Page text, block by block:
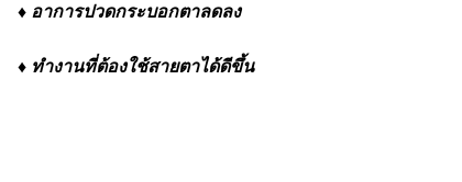
♦ อาการปวดกระบอกตาลดลง
♦ ทำงานที่ต้องใช้สายตาได้ดีขึ้น